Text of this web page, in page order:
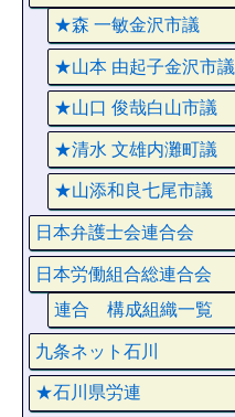
★森 一敏金沢市議
★山本 由起子金沢市議
★山口 俊哉白山市議
★清水 文雄内灘町議
★山添和良七尾市議
日本弁護士会連合会
日本労働組合総連合会
連合 構成組織一覧
九条ネット石川
★石川県労連